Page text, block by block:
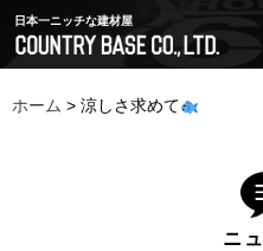
日本一ニッチな建材屋
ホーム > 涼しさ求めて
ニ